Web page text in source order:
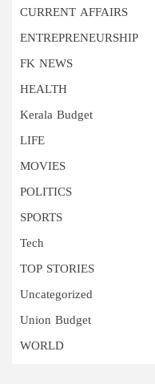
CURRENT AFFAIRS
ENTREPRENEURSHIP
FK NEWS
HEALTH
Kerala Budget
LIFE
MOVIES
POLITICS
SPORTS
Tech
TOP STORIES
Uncategorized
Union Budget
WORLD